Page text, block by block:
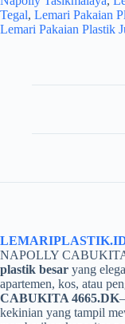
Tegal, Lemari Pakaian
Lemari Pakaian Plastik
NAPOLLY CABUKITA
plastik besar yang
apartemen, kos, atau
CABUKITA 4665.DK
kekinian yang tampil